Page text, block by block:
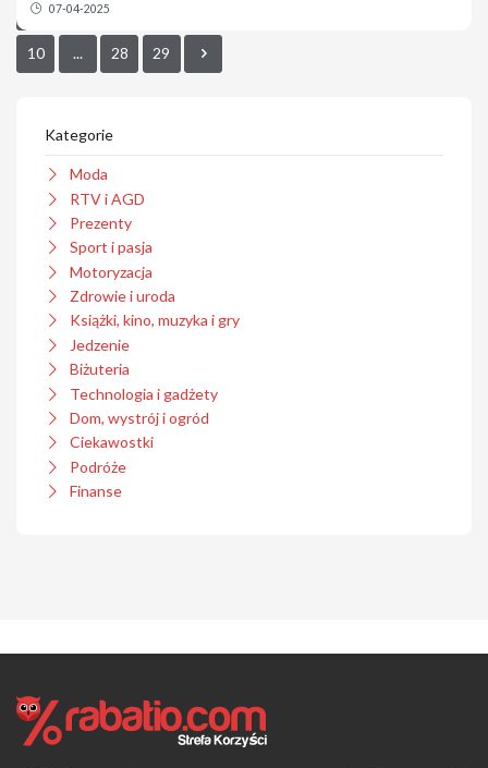
07-04-2025
1
10 ... 28 29
Kategorie
Moda
RTV i AGD
Prezenty
Sport i pasja
Motoryzacja
Zdrowie i uroda
Książki, kino, muzyka i gry
Jedzenie
Biżuteria
Technologia i gadżety
Dom, wystrój i ogród
Ciekawostki
Podróże
Finanse